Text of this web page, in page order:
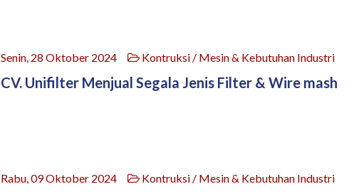
Senin, 28 Oktober 2024 Kontruksi / Mesin & Kebutuhan Industri
CV. Unifilter Menjual Segala Jenis Filter & Wire mash
Rabu, 09 Oktober 2024 Kontruksi / Mesin & Kebutuhan Industri